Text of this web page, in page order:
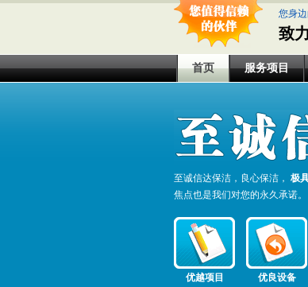
致
您身
首页 服务项目
至诚信达保洁，良心保洁， 极
焦点也是我们对您的永久承诺。
优越项目 优良设备